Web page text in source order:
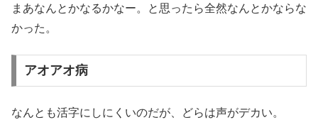
まあなんとかなるかなー。と思ったら全然なんとかならな
かった。
アオアオ病
なんとも活字にしにくいのだが、どらは声がデカい。